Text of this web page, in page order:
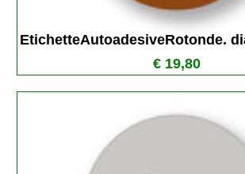
EtichetteAutoadesiveRotonde.
€ 19,80